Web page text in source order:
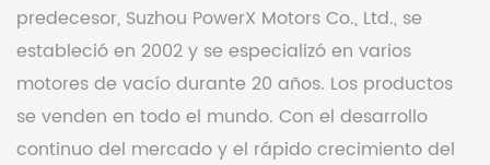
predecesor, Suzhou PowerX Motors Co., Ltd., se
estableció en 2002 y se especializó en varios
motores de vacío durante 20 años. Los productos
se venden en todo el mundo. Con el desarrollo
continuo del mercado y el rápido crecimiento del